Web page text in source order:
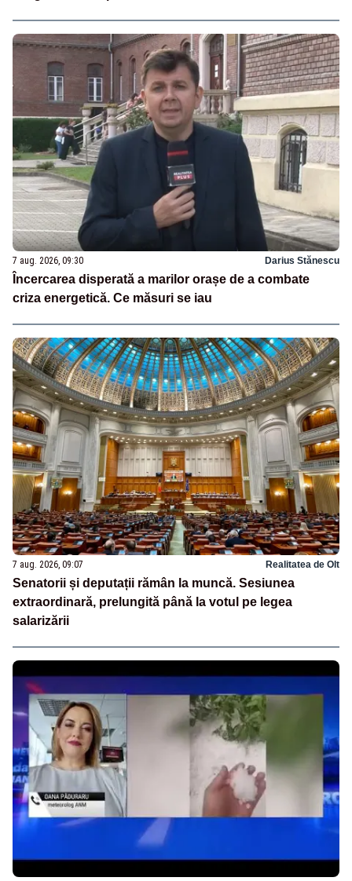
7 aug. 2026, 09:30 Darius Stănescu
Încercarea disperată a marilor orașe de a combate
criza energetică. Ce măsuri se iau
7 aug. 2026, 09:07 Realitatea de Olt
Senatorii și deputații rămân la muncă. Sesiunea
extraordinară, prelungită până la votul pe legea
salarizării